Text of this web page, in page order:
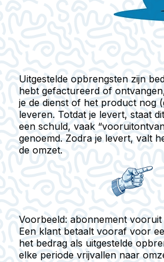
Uitgestelde opbrengsten zijn
hebt gefactureerd of
je de dienst of het product nog
leveren. Totdat je levert, staat
een schuld, vaak
genoemd. Zodra je levert, valt
de omzet.
Voorbeeld: abonnement vooruit
Een klant betaalt vooraf voor
het bedrag als uitgestelde
elke periode vrijvallen naar